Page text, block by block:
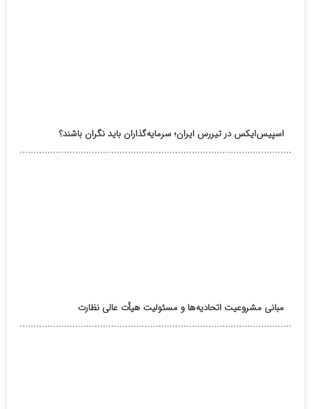
اسپیس‌ایکس در تیررس ایران؛ سرمایه‌گذاران باید نگران باشند؟
مبانی مشروعیت اتحادیه‌ها و مسئولیت هیأت عالی نظارت